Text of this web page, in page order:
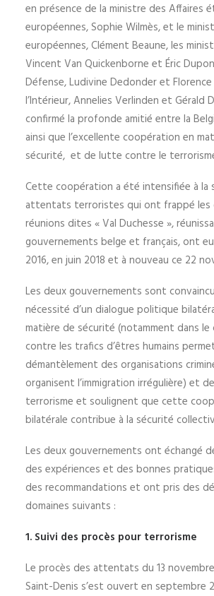
en présence de la ministre des Affaires
européennes, Sophie Wilmès, et le
européennes, Clément Beaune, les
Vincent Van Quickenborne et Éric
Défense, Ludivine Dedonder et
l’Intérieur, Annelies Verlinden et Gérald
confirmé la profonde amitié entre la
ainsi que l’excellente coopération en
sécurité, et de lutte contre le
Cette coopération a été intensifiée à la
attentats terroristes qui ont frappé les
réunions dites « Val Duchesse »,
gouvernements belge et français, ont
2016, en juin 2018 et à nouveau ce 22
Les deux gouvernements sont
nécessité d’un dialogue politique
matière de sécurité (notamment dans
contre les trafics d’êtres humains
démantèlement des organisations
organisent l’immigration irrégulière) et
terrorisme et soulignent que cette
bilatérale contribue à la sécurité
Les deux gouvernements ont échangé
des expériences et des bonnes
des recommandations et ont pris des
domaines suivants :
1. Suivi des procès pour terrorisme
Le procès des attentats du 13
Saint-Denis s’est ouvert en septembre